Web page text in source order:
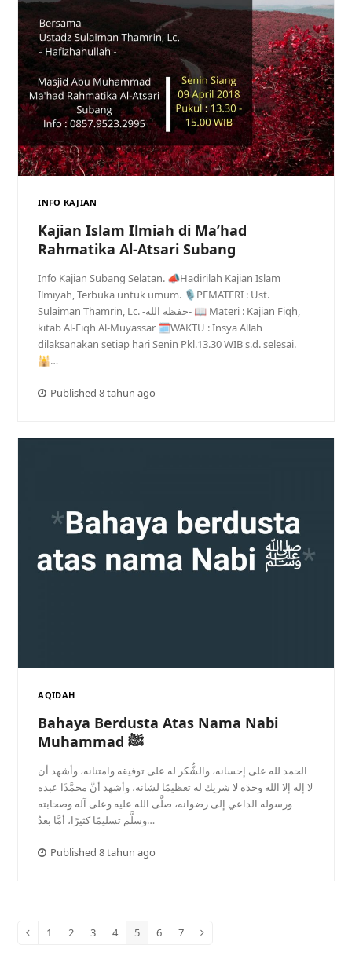
INFO KAJIAN
Kajian Islam Ilmiah di Ma’had
Rahmatika Al-Atsari Subang
Info Kajian Subang Selatan. 📣Hadirilah Kajian Islam
Ilmiyah, Terbuka untuk umum. 🎙PEMATERI : Ust.
Sulaiman Thamrin, Lc. -حفظه الله- 📖 Materi : Kajian Fiqh,
kitab Al-Fiqh Al-Muyassar 🗓WAKTU : Insya Allah
dilaksanakan setiap hari Senin Pkl.13.30 WIB s.d. selesai.
🕌…
Published 8 tahun ago
AQIDAH
Bahaya Berdusta Atas Nama Nabi
Muhammad ﷺ
الحمد لله على إحسانه، والشُّكر له على توفيقه وامتنانه، وأشهد أن
لا إله إلا الله وحدَه لا شريك له تعظيمًا لشانه، وأشهد أنَّ محمَّدًا عبده
ورسوله الداعي إلى رضوانه، صلَّى الله عليه وعلى آله وصحابته
وسلَّم تسليمًا كثيرًا، أمَّا بعدُ…
Published 8 tahun ago
Previous
Page
1 Page
2 Page
3 Page
4 Page
5 Page
6 Page
7 Next